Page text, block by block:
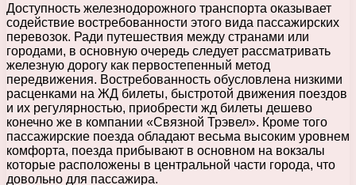
Доступность железнодорожного транспорта оказывает
содействие востребованности этого вида пассажирских
перевозок. Ради путешествия между странами или
городами, в основную очередь следует рассматривать
железную дорогу как первостепенный метод
передвижения. Востребованность обусловлена низкими
расценками на ЖД билеты, быстротой движения поездов
и их регулярностью, приобрести жд билеты дешево
конечно же в компании «Связной Трэвел». Кроме того
пассажирские поезда обладают весьма высоким уровнем
комфорта, поезда прибывают в основном на вокзалы
которые расположены в центральной части города, что
довольно для пассажира.